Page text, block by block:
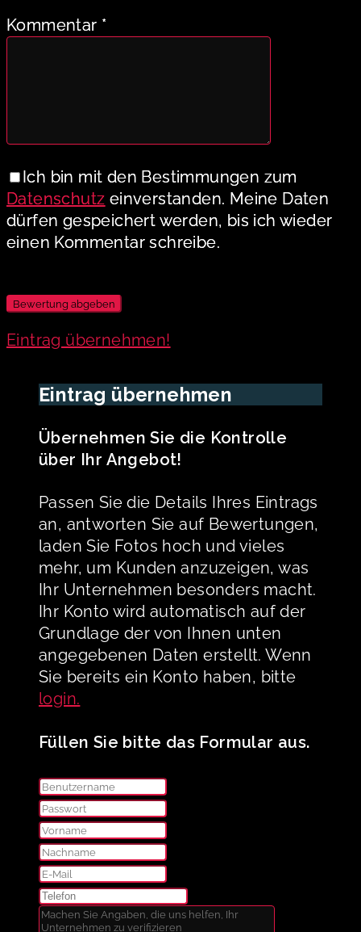
Kommentar *
Ich bin mit den Bestimmungen zum
Datenschutz einverstanden. Meine Daten
dürfen gespeichert werden, bis ich wieder
einen Kommentar schreibe.
Eintrag übernehmen!
Eintrag übernehmen
Übernehmen Sie die Kontrolle
über Ihr Angebot!
Passen Sie die Details Ihres Eintrags
an, antworten Sie auf Bewertungen,
laden Sie Fotos hoch und vieles
mehr, um Kunden anzuzeigen, was
Ihr Unternehmen besonders macht.
Ihr Konto wird automatisch auf der
Grundlage der von Ihnen unten
angegebenen Daten erstellt. Wenn
Sie bereits ein Konto haben, bitte
login.
Füllen Sie bitte das Formular aus.